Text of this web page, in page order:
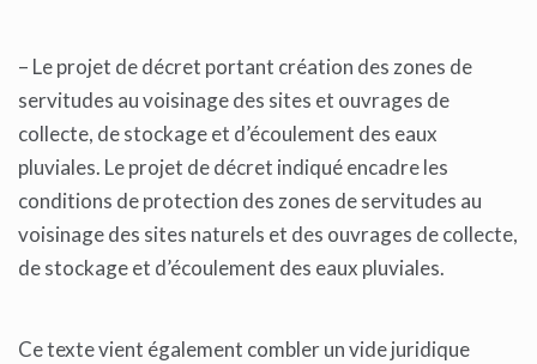
– Le projet de décret portant création des zones de
servitudes au voisinage des sites et ouvrages de
collecte, de stockage et d’écoulement des eaux
pluviales. Le projet de décret indiqué encadre les
conditions de protection des zones de servitudes au
voisinage des sites naturels et des ouvrages de collecte,
de stockage et d’écoulement des eaux pluviales.
Ce texte vient également combler un vide juridique